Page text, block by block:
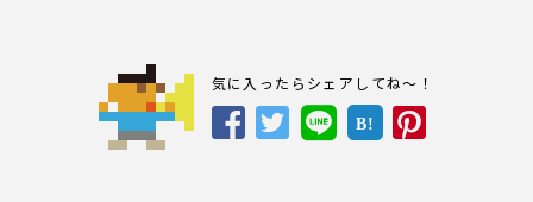
気に入ったらシェアしてね～！
B!